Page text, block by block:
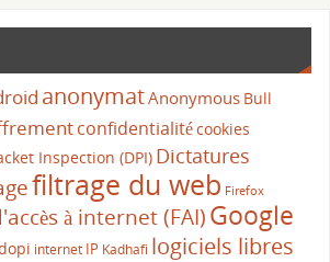
anonymatAnonymous Bull
confidentialitécookies
Inspection (DPI) Dictatures
filtrage du web Firefox
à internet (FAI)Google
internet IP Kadhafi logiciels libres